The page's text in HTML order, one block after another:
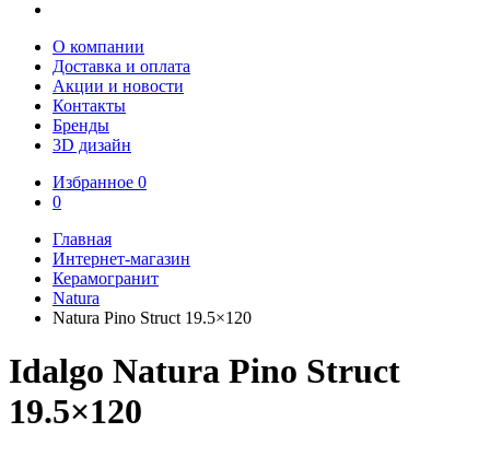
О компании
Доставка и оплата
Акции и новости
Контакты
Бренды
3D дизайн
Избранное 0
0
Главная
Интернет-магазин
Керамогранит
Natura
Natura Pino Struct 19.5×120
Idalgo Natura Pino Struct
19.5×120